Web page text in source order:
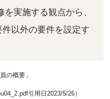
実施する観点から、
以外の要件を設定す
の概要」
引用日2023/5/26）